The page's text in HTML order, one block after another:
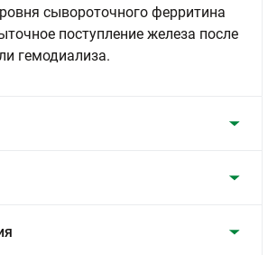
сывороточного ферритина
поступление железа после
гемодиализа.